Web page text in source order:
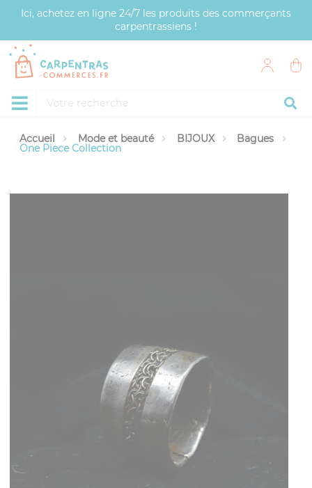
Ici, achetez en ligne 24/7 les produits des commerçants
carpentrassiens !
Accueil Mode et beauté BIJOUX Bagues
One Piece Collection
Panneau de gestion des cookies